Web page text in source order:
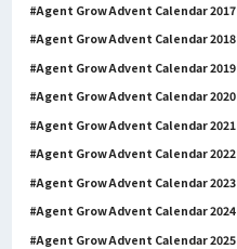
Agent Grow Advent Calendar 2017
Agent Grow Advent Calendar 2018
Agent Grow Advent Calendar 2019
Agent Grow Advent Calendar 2020
Agent Grow Advent Calendar 2021
Agent Grow Advent Calendar 2022
Agent Grow Advent Calendar 2023
Agent Grow Advent Calendar 2024
Agent Grow Advent Calendar 2025